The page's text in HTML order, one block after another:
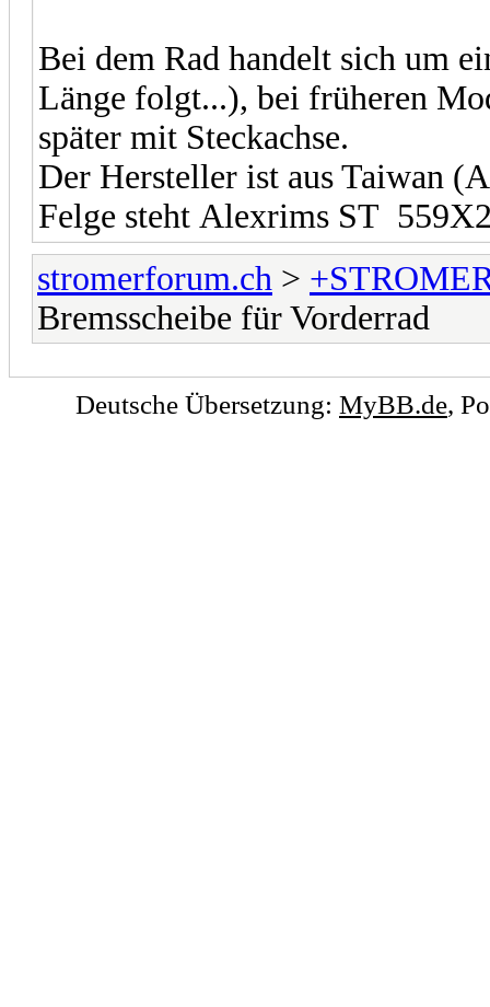
Bei dem Rad handelt sich um
Länge folgt...), bei früheren
später mit Steckachse.
Der Hersteller ist aus Taiwan
Felge steht Alexrims ST
stromerforum.ch >
Bremsscheibe für Vorderrad
Deutsche Übersetzung: MyBB.de,